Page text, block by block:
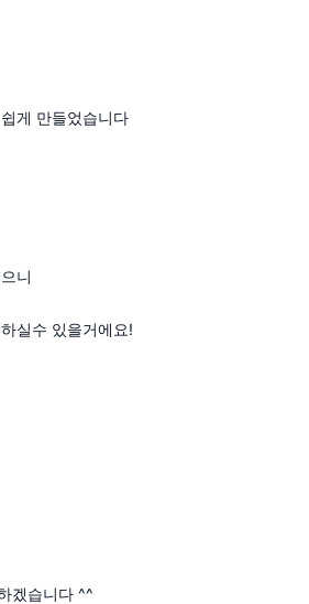
게 만들었습니다
니
실수 있을거에요!
겠습니다 ^^